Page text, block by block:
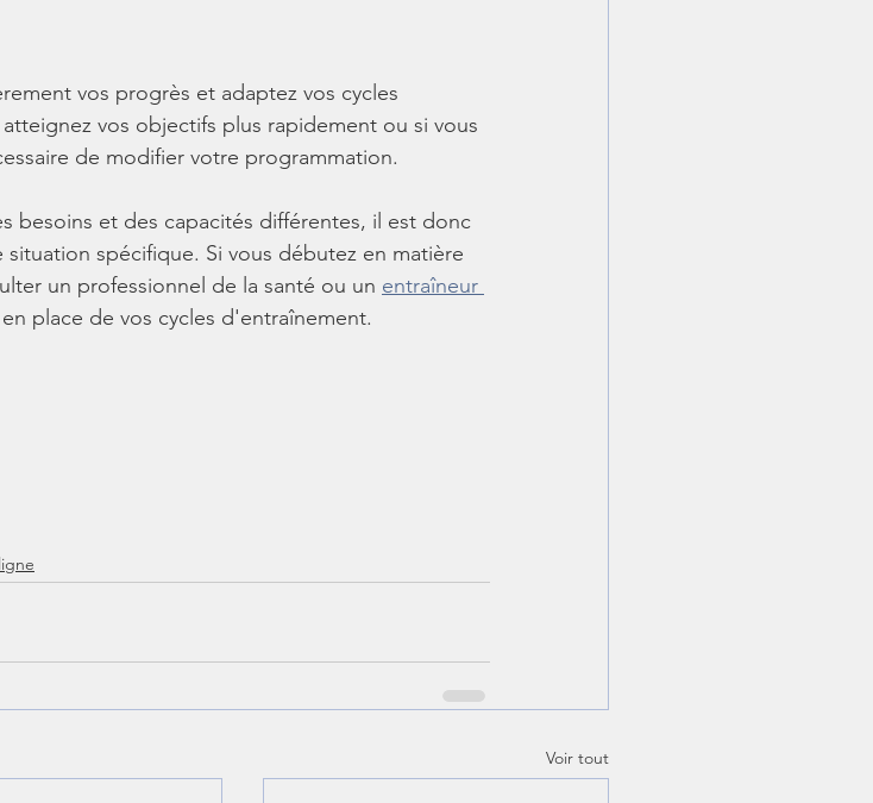
vos progrès et adaptez vos cycles
vos objectifs plus rapidement ou si vous
de modifier votre programmation.
besoins et des capacités différentes, il est donc
spécifique. Si vous débutez en matière
un professionnel de la santé ou un entraîneur
place de vos cycles d'entraînement.
Voir tout